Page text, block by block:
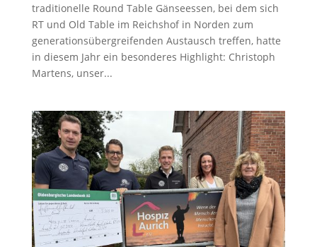
traditionelle Round Table Gänseessen, bei dem sich
RT und Old Table im Reichshof in Norden zum
generationsübergreifenden Austausch treffen, hatte
in diesem Jahr ein besonderes Highlight: Christoph
Martens, unser...